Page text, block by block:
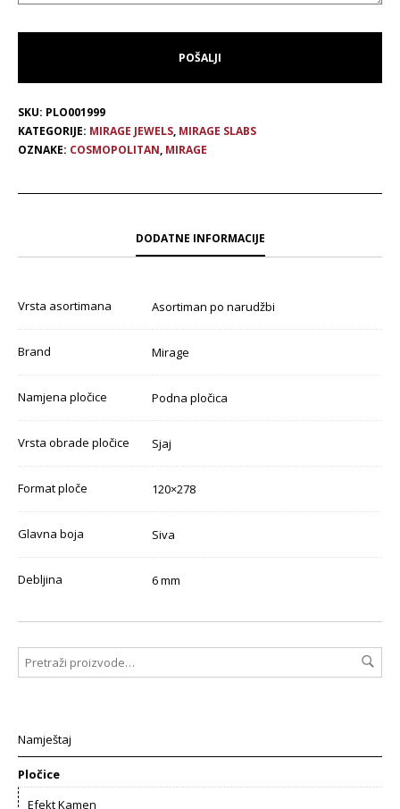
SKU: PLO001999
KATEGORIJE: MIRAGE JEWELS, MIRAGE SLABS
OZNAKE: COSMOPOLITAN, MIRAGE
DODATNE INFORMACIJE
Vrsta asortimana Asortiman po narudžbi
Brand Mirage
Namjena pločice Podna pločica
Vrsta obrade pločice Sjaj
Format ploče 120×278
Glavna boja Siva
Debljina 6 mm
Namještaj
Pločice
Efekt Kamen